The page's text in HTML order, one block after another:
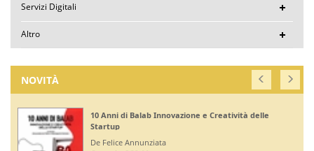
Servizi Digitali
Altro
NOVITÀ
10 Anni di Balab Innovazione e Creatività delle
Startup
De Felice Annunziata